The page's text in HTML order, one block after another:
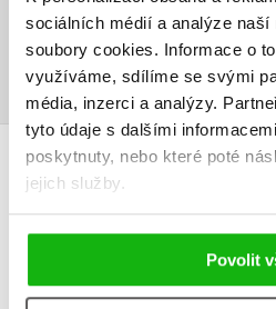
sociálních médií a analýze
soubory cookies. Informace o
využíváme, sdílíme se svými
média, inzerci a analýzy.
tyto údaje s dalšími
poskytnuty, nebo které poté
jejich služby.
Povolit
Uživatelskou recenzi mohou vkládat
Přihlásit
AUTOR